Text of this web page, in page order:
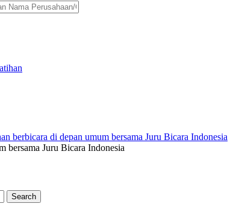
bersama Juru Bicara Indonesia